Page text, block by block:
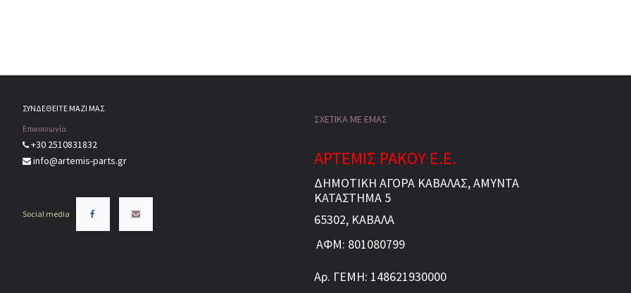
ΣΥΝΔΕΘΕΙΤΕ ΜΑΖΙ ΜΑΣ
Επικοινωνία
+30 2510831832
info@artemis-parts.gr
Social media
ΣΧΕΤΙΚΑ ΜΕ ΕΜΑΣ
ΑΡΤΕΜΙΣ ΡΑΚΟΥ Ε.Ε.
ΔΗΜΟΤΙΚΗ ΑΓΟΡΑ ΚΑΒΑΛΑΣ, ΑΜΥΝΤΑ
ΚΑΤΑΣΤΗΜΑ 5
65302, ΚΑΒΑΛΑ
ΑΦΜ: 801080799
Αρ. ΓΕΜΗ: 148621930000